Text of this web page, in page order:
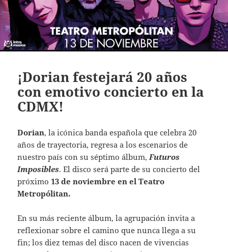
¡Dorian festejará 20 años
con emotivo concierto en la
CDMX!
Dorian, la icónica banda española que celebra 20
años de trayectoria, regresa a los escenarios de
nuestro país con su séptimo álbum, Futuros
Imposibles. El disco será parte de su concierto del
próximo13 de noviembre en el Teatro
Metropólitan.
En su más reciente álbum, la agrupación invita a
reflexionar sobre el camino que nunca llega a su
fin; los diez temas del disco nacen de vivencias